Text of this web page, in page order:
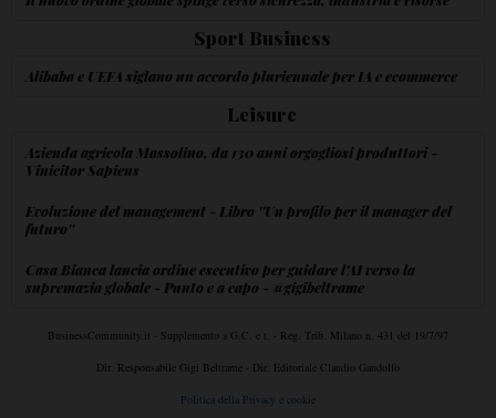
Sport Business
Alibaba e UEFA siglano un accordo pluriennale per IA e ecommerce
Leisure
Azienda agricola Massolino, da 130 anni orgogliosi produttori -
Vinicitor Sapiens
Evoluzione del management - Libro ''Un profilo per il manager del
futuro''
Casa Bianca lancia ordine esecutivo per guidare l'AI verso la
supremazia globale - Punto e a capo - @gigibeltrame
BusinessCommunity.it - Supplemento a G.C. e t. - Reg. Trib. Milano n. 431 del 19/7/97
Dir. Responsabile Gigi Beltrame - Dir. Editoriale Claudio Gandolfo
Politica della Privacy e cookie